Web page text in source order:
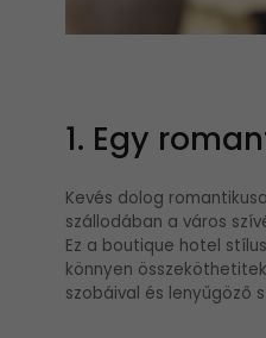
1. Egy
Kevés dolog
szállodában a város
Ez a boutique hotel
könnyen
szobáival és